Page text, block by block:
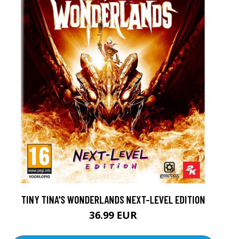
TINY TINA'S WONDERLANDS NEXT-LEVEL EDITION
36.99 EUR